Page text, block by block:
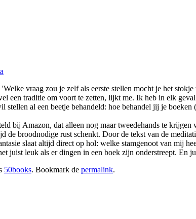
vraag zou je zelf als eerste stellen mocht je het
een traditie om voort te zetten, lijkt me. Ik heb in elk
stellen al een beetje behandeld: hoe behandel jij je boeken (
bij Amazon, dat alleen nog maar tweedehands te
de broodnodige rust schenkt. Door de tekst van de
slaat altijd direct op hol: welke stamgenoot van mij
juist leuk als er dingen in een boek zijn onderstreept. En
50books. Bookmark de permalink.